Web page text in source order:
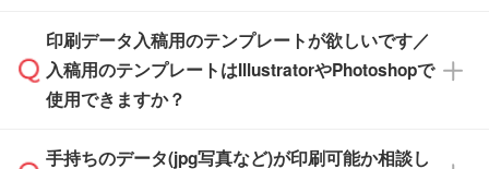
※土日祝日を除く営業日換算です。
※沖縄・離島は追加日数がかかります。
ザインソフトがなくても安心です。
また、「データ作成サービス
せいただければ、弊社にて無料でデザインデー
IllustratorやPhotoshop、CLIP STUDIOなどのデ
ザインソフトでこだわりのデザインを作成した
い方は、完全データ入稿
積・ご注文フォームにアップロードしてご入稿
印刷データ入稿用のテンプレートが欲しいです／
入稿用のテンプレートはIllustratorやPhotoshopで
使用できますか？
手持ちのデータ(jpg写真など)が印刷可能か相談し